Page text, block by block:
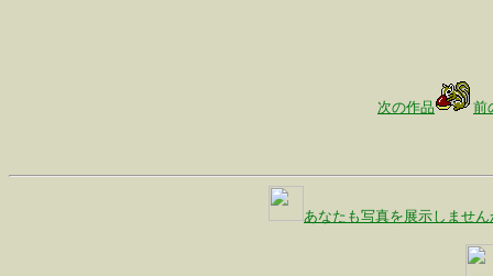
次の作品 前
あなたも写真を展示しません